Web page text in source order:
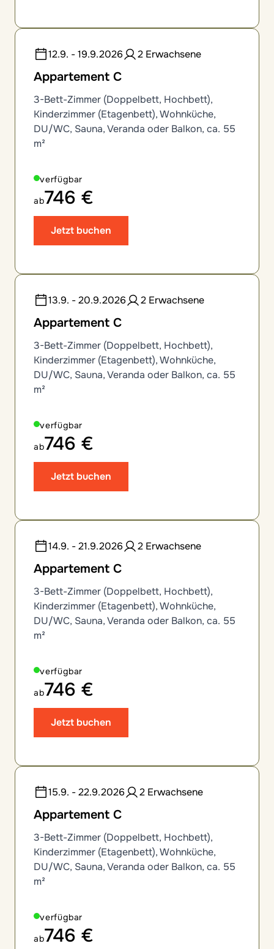
12.9. - 19.9.2026 2 Erwachsene
Appartement C
3-Bett-Zimmer (Doppelbett, Hochbett),
Kinderzimmer (Etagenbett), Wohnküche,
DU/WC, Sauna, Veranda oder Balkon, ca. 55
m²
verfügbar
ab746 €
Jetzt buchen
13.9. - 20.9.2026 2 Erwachsene
Appartement C
3-Bett-Zimmer (Doppelbett, Hochbett),
Kinderzimmer (Etagenbett), Wohnküche,
DU/WC, Sauna, Veranda oder Balkon, ca. 55
m²
verfügbar
ab746 €
Jetzt buchen
14.9. - 21.9.2026 2 Erwachsene
Appartement C
3-Bett-Zimmer (Doppelbett, Hochbett),
Kinderzimmer (Etagenbett), Wohnküche,
DU/WC, Sauna, Veranda oder Balkon, ca. 55
m²
verfügbar
ab746 €
Jetzt buchen
15.9. - 22.9.2026 2 Erwachsene
Appartement C
3-Bett-Zimmer (Doppelbett, Hochbett),
Kinderzimmer (Etagenbett), Wohnküche,
DU/WC, Sauna, Veranda oder Balkon, ca. 55
m²
verfügbar
ab746 €